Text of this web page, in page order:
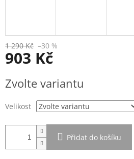
1 290 Kč –30 %
903 Kč
cena:
Zvolte variantu
Velikost
Přidat do košíku